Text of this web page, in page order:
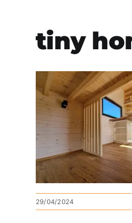
tiny
29/04/2024